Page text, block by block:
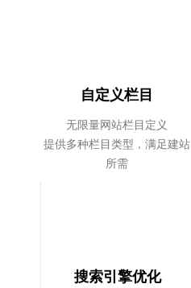
自定义栏目
无限量网站栏目定义
提供多种栏目类型，满足建站
所需
搜索引擎优化